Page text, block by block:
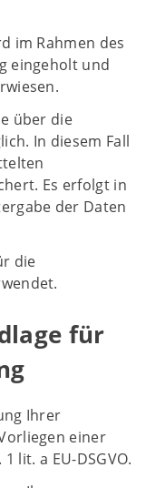
im Rahmen des
eingeholt und
über die
In diesem Fall
Es erfolgt in
der Daten
die
für
Ihrer
einer
lit. a EU-DSGVO.